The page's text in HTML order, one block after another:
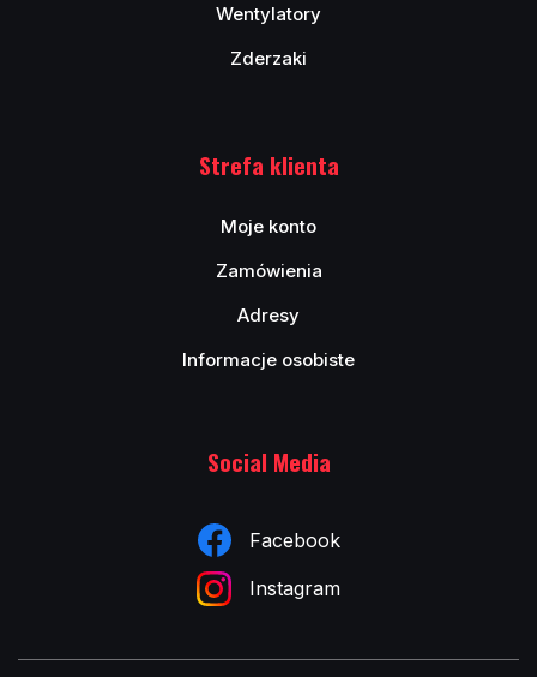
Wentylatory
Zderzaki
Strefa klienta
Moje konto
Zamówienia
Adresy
Informacje osobiste
Social Media
Facebook
Instagram